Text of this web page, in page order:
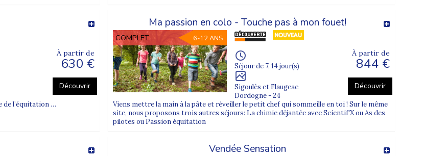
À partir de
630 €
Découvrir
de l’équitation …
Ma passion en colo - Touche pas à mon fouet!
COMPLET 6-12 ANS
Séjour de 7, 14 jour(s)
Sigoulès et Flaugeac
Dordogne - 24
À partir de
844 €
Découvrir
Viens mettre la main à la pâte et réveiller le petit chef qui sommeille en toi ! Sur le même
site, nous proposons trois autres séjours: La chimie déjantée avec Scientif'X ou As des
pilotes ou Passion équitation
Vendée Sensation